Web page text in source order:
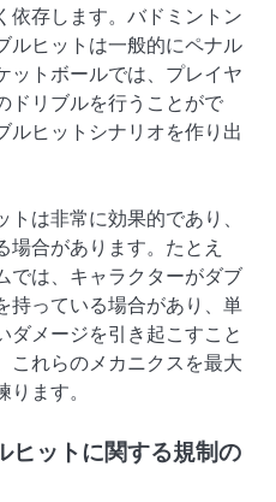
依存します。バドミントン
ルヒットは一般的にペナル
ットボールでは、プレイヤ
ドリブルを行うことがで
ルヒットシナリオを作り出
は非常に効果的であり、
合があります。たとえ
では、キャラクターがダブ
持っている場合があり、単
ダメージを引き起こすこと
これらのメカニクスを最大
ます。
ヒットに関する規制の